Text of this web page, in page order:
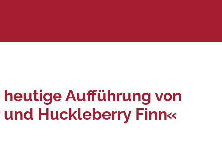
Aufführung von
und Huckleberry Finn«